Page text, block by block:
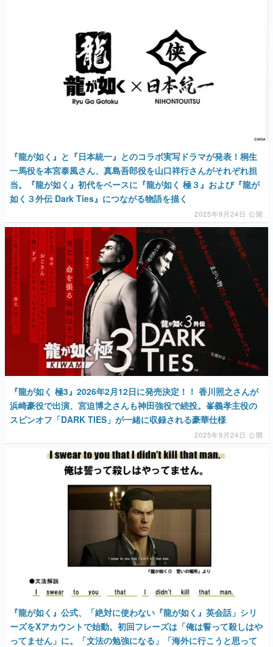
『龍が如く』と『日本統一』とのコラボ実写ドラマが発表！桐生
一馬役を本宮泰風さん、真島吾郎役を山口祥行さんがそれぞれ担
当。『龍が如く』初代をベースに『龍が如く 極３』および『龍が
如く３外伝 Dark Ties』につながる物語を描く
2025年9月24日 公開
『龍が如く 極3』2026年2月12日に発売決定！！ 香川照之さんが
浜崎豪役で出演、宮迫博之さんも神田強役で続投。峯義孝主役の
スピンオフ「DARK TIES」が一緒に収録される豪華仕様
2025年9月24日 公開
『龍が如く』公式、「絶対に使わない『龍が如く』英会話」シリ
ーズをXアカウントで始動。初回フレーズは「俺は誓って殺しはや
ってません」に。「文法の勉強になる」「海外に行こうと思って